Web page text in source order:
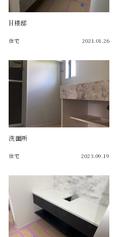
H様邸
住宅 2021.01.26
洗面所
住宅 2023.09.19